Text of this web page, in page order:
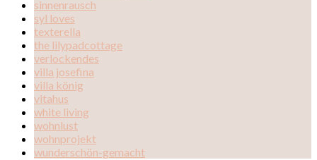
sinnenrausch
syl loves
texterella
the lilypadcottage
verlockendes
villa josefina
villa könig
vitahus
white living
wohnlust
wohnprojekt
wunderschön-gemacht